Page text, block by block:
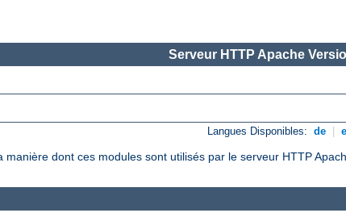
Serveur HTTP Apache
Langues Disponibles: de
dont ces modules sont utilisés par le serveur HTTP